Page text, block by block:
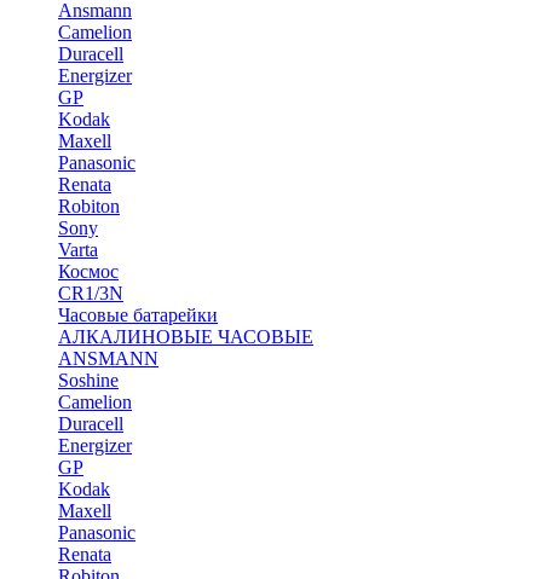
Ansmann
Camelion
Duracell
Energizer
GP
Kodak
Maxell
Panasonic
Renata
Robiton
Sony
Varta
Космос
CR1/3N
Часовые батарейки
АЛКАЛИНОВЫЕ ЧАСОВЫЕ
ANSMANN
Soshine
Camelion
Duracell
Energizer
GP
Kodak
Maxell
Panasonic
Renata